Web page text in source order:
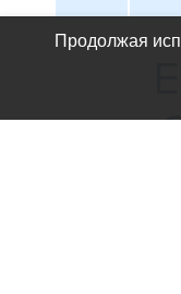
Продолжая